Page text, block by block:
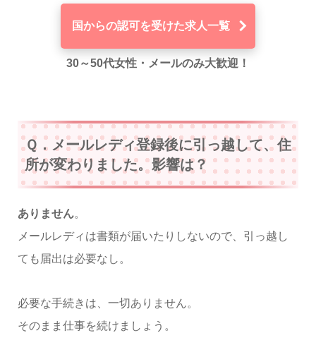
国からの認可を受けた求人一覧
30～50代女性・メールのみ大歓迎！
Ｑ．メールレディ登録後に引っ越して、住
所が変わりました。影響は？
ありません。
メールレディは書類が届いたりしないので、引っ越し
ても届出は必要なし。
必要な手続きは、一切ありません。
そのまま仕事を続けましょう。